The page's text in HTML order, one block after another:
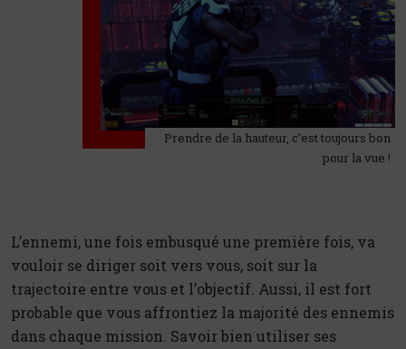
Prendre de la hauteur, c’est toujours bon
pour la vue !
L’ennemi, une fois embusqué une première fois, va
vouloir se diriger soit vers vous, soit sur la
trajectoire entre vous et l’objectif. Aussi, il est fort
probable que vous affrontiez la majorité des ennemis
dans chaque mission. Savoir bien utiliser ses